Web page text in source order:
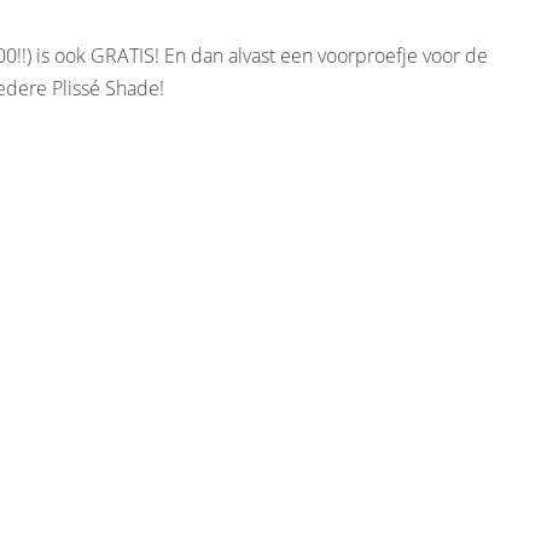
is ook GRATIS! En dan alvast een voorproefje voor de
Plissé Shade!